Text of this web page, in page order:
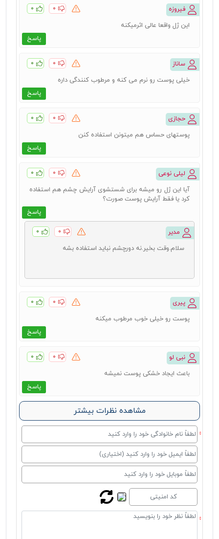
فیروزه ۰ ۰
پاسخ
این ژل واقعا عالی اثرمیکنه
ساناز ۰ ۰
پاسخ
خیلی پوست رو نرم می کنه و مرطوب کنندگی داره
حجازی ۰ ۰
پاسخ
پوستهای حساس هم میتونن استفاده کنن
لیلی نوعی ۰ ۰
پاسخ
آیا این ژل رو میشه برای شستشوی آرایش چشم هم استفاده
کرد یا فقط آرایش پوست صورت؟
مدیر ۰ ۰
سلام.وقت بخیر.نه دورچشم نباید استفاده بشه
پیری ۰ ۰
پاسخ
پوست رو خیلی خوب مرطوب میکنه
نبی لو ۰ ۰
پاسخ
باعث ایجاد خشکی پوست نمیشه
مشاهده نظرات بیشتر